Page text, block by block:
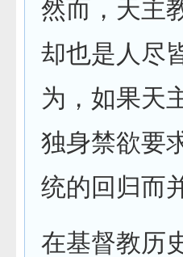
然而，天主
却也是人尽
为，如果天
独身禁欲要
统的回归而
在基督教历